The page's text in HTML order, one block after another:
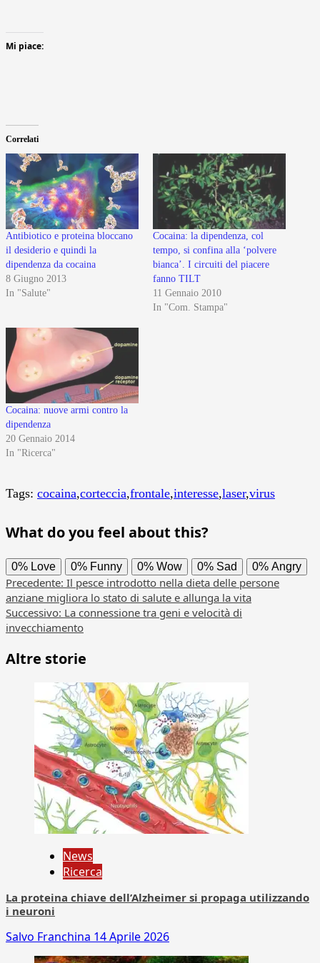
Mi piace:
Correlati
Antibiotico e proteina bloccano
il desiderio e quindi la
dipendenza da cocaina
8 Giugno 2013
In "Salute"
Cocaina: la dipendenza, col
tempo, si confina alla ‘polvere
bianca’. I circuiti del piacere
fanno TILT
11 Gennaio 2010
In "Com. Stampa"
Cocaina: nuove armi contro la
dipendenza
20 Gennaio 2014
In "Ricerca"
Tags: cocaina,corteccia,frontale,interesse,laser,virus
What do you feel about this?
0% Love 0% Funny 0% Wow 0% Sad 0% Angry
Navigazione
articolo
Precedente: Il pesce introdotto nella dieta delle persone
anziane migliora lo stato di salute e allunga la vita
Successivo: La connessione tra geni e velocità di
invecchiamento
Altre storie
News
Ricerca
La proteina chiave dell’Alzheimer si propaga utilizzando
i neuroni
Salvo Franchina 14 Aprile 2026